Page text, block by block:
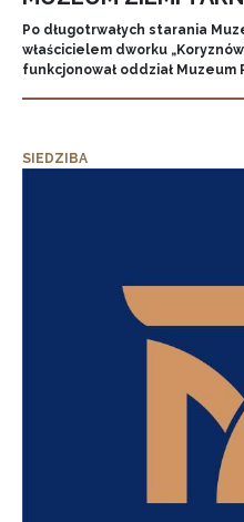
Po długotrwałych starania
właścicielem dworku
funkcjonował oddział Muzeum
SIEDZIBA